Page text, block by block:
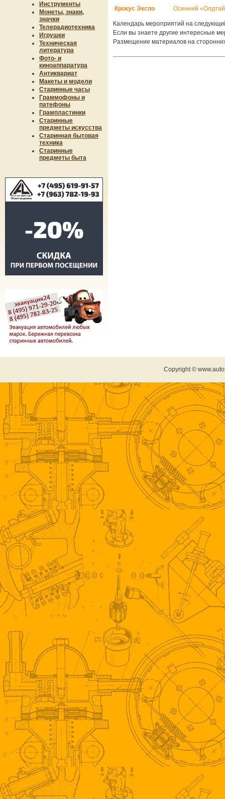
Инструменты
Монеты, знаки,
значки
Телерадиотехника
Игрушки
Техническая
литература
Фото- и
киноаппаратура
Антиквариат
Макеты и модели
Старинные часы
Граммофоны и
патефоны
Грампластинки
Старинные
предметы искусства
Старинная бытовая
техника
Старинные
предметы быта
Крокус Экспо Осенний
Календарь мероприятий на
Если вы знаете другие интересные
Размещение материалов на
Copyright ©